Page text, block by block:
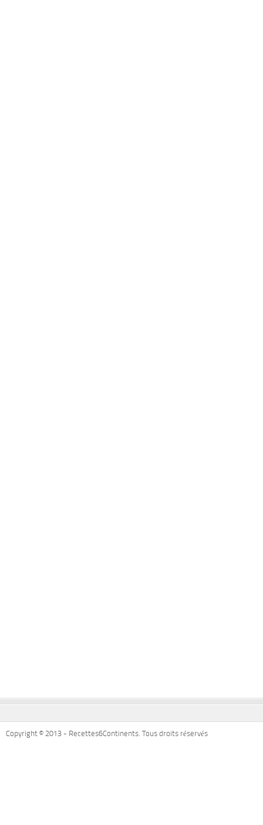
Copyright © 2013 - Recettes6Continents. Tous droits réservés